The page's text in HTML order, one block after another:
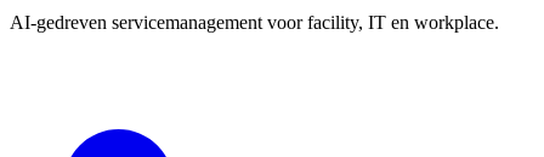
AI-gedreven servicemanagement voor facility, IT en workplace.